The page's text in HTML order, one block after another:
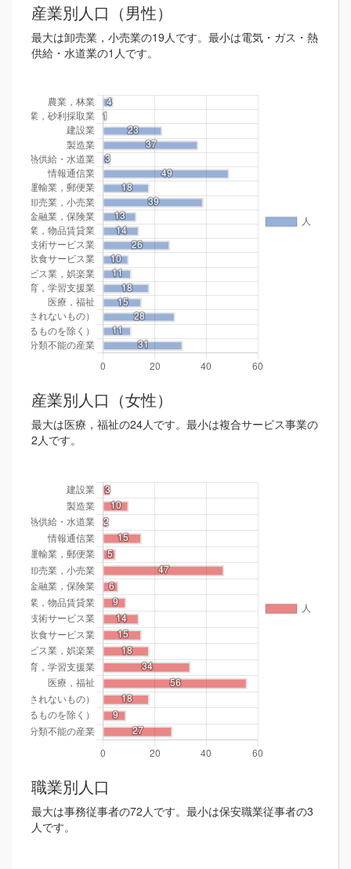
産業別人口（男性）
最大は卸売業，小売業の19人です。最小は電気・ガス・熱
供給・水道業の1人です。
産業別人口（女性）
最大は医療，福祉の24人です。最小は複合サービス事業の
2人です。
職業別人口
最大は事務従事者の72人です。最小は保安職業従事者の3
人です。